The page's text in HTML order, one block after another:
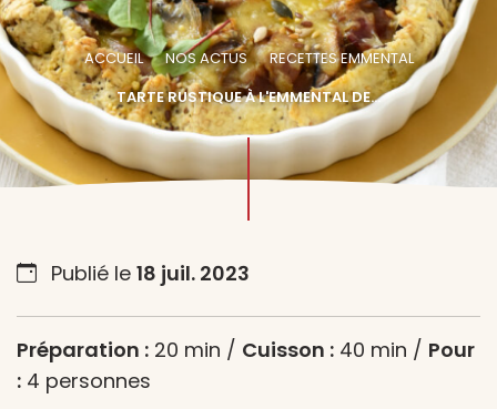
ACCUEIL NOS ACTUS
RECETTES EMMENTAL
TARTE RUSTIQUE À L'EMMENTAL DE...
Publié le 18 juil. 2023
Préparation : 20 min / Cuisson : 40 min / Pour
: 4 personnes